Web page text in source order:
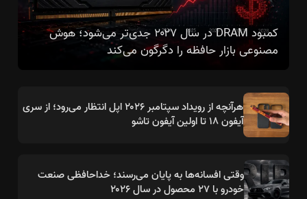
کمبود DRAM در سال ۲۰۲۷ جدی‌تر می‌شود؛ هوش
مصنوعی بازار حافظه را دگرگون می‌کند
هرآنچه از رویداد سپتامبر ۲۰۲۶ اپل انتظار می‌رود؛ از سری
آیفون ۱۸ تا اولین آیفون تاشو
وقتی افسانه‌ها به پایان می‌رسند؛ خداحافظی صنعت
خودرو با ۲۷ محصول در سال ۲۰۲۶